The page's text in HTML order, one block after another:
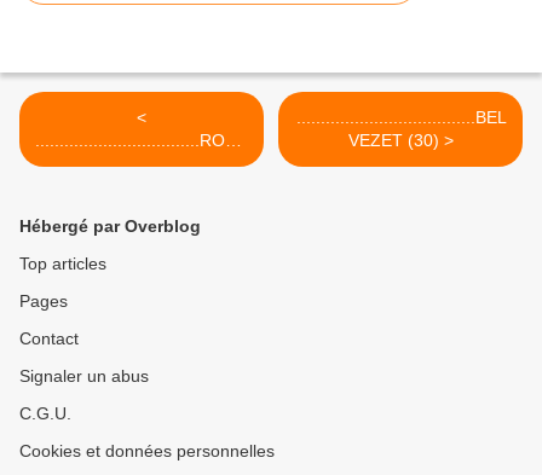
<
..................................ROCH
ER DES 11 HEURES (84)
.....................................BEL
VEZET (30) >
Hébergé par Overblog
Top articles
Pages
Contact
Signaler un abus
C.G.U.
Cookies et données personnelles